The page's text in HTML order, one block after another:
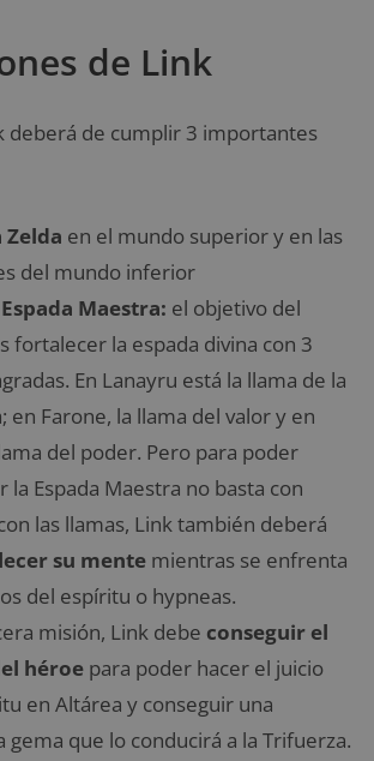
de Link
deberá de cumplir 3 importantes
Zelda en el mundo superior y en las
del mundo inferior
Maestra: el objetivo del
fortalecer la espada divina con 3
En Lanayru está la llama de la
en Farone, la llama del valor y en
del poder. Pero para poder
la Espada Maestra no basta con
las llamas, Link también deberá
su mente mientras se enfrenta
del espíritu o hypneas.
misión, Link debe conseguir el
héroe para poder hacer el juicio
en Altárea y conseguir una
gema que lo conducirá a la Trifuerza.